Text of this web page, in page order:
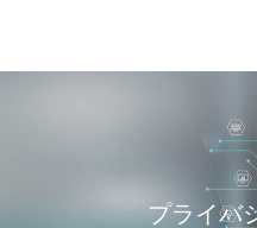
プラ イバ